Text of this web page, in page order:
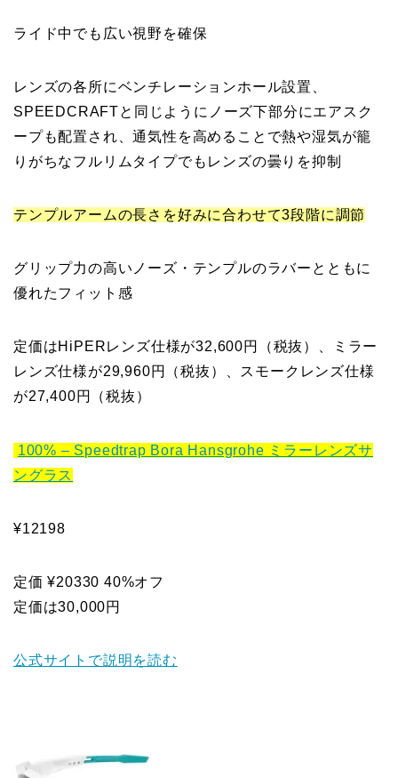
ライド中でも広い視野を確保
レンズの各所にベンチレーションホール設置、
SPEEDCRAFTと同じようにノーズ下部分にエアスク
ープも配置され、通気性を高めることで熱や湿気が籠
りがちなフルリムタイプでもレンズの曇りを抑制
テンプルアームの長さを好みに合わせて3段階に調節
グリップ力の高いノーズ・テンプルのラバーとともに
優れたフィット感
定価はHiPERレンズ仕様が32,600円（税抜）、ミラー
レンズ仕様が29,960円（税抜）、スモークレンズ仕様
が27,400円（税抜）
100% – Speedtrap Bora Hansgrohe ミラーレンズサ
ングラス
¥12198
定価 ¥20330 40%オフ
定価は30,000円
公式サイトで説明を読む